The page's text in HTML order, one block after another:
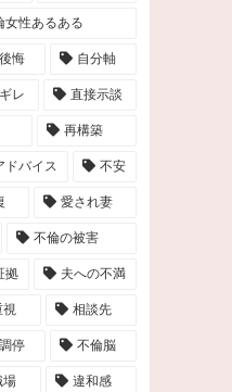
女性あるある
悔 自分軸
レ 直接示談
再構築
ドバイス 不安
愛され妻
不倫の被害
拠 夫への不満
視 相談先
調停 不倫脳
場 違和感